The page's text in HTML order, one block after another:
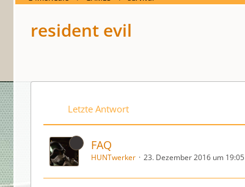
resident evil
Letzte Antwort
FAQ
HUNTwerker 23. Dezember 2016 um 19:05